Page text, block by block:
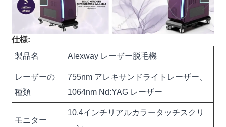
仕様:
製品名
Alexway レーザー脱毛機
レーザーの
種類
755nm アレキサンドライトレーザー、
1064nm Nd:YAG レーザー
モニター
10.4インチリアルカラータッチスクリ